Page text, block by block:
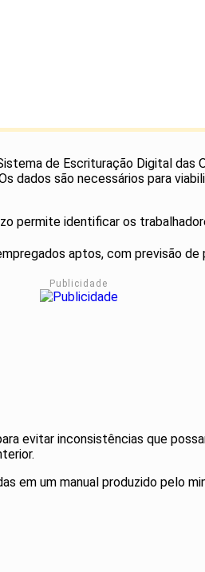
de Escrituração Digital das
são necessários para
permite identificar os
aptos, com previsão
Publicidade
evitar inconsistências que
em um manual produzido pelo